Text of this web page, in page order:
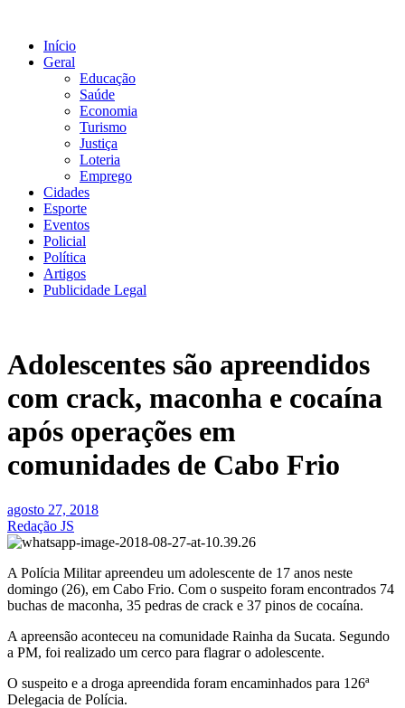
conteúdo
Início
Geral
Educação
Saúde
Economia
Turismo
Justiça
Loteria
Emprego
Cidades
Esporte
Eventos
Policial
Política
Artigos
Publicidade Legal
Adolescentes são apreendidos
com crack, maconha e cocaína
após operações em
comunidades de Cabo Frio
agosto 27, 2018
Redação JS
A Polícia Militar apreendeu um adolescente de 17 anos neste
domingo (26), em Cabo Frio. Com o suspeito foram encontrados 74
buchas de maconha, 35 pedras de crack e 37 pinos de cocaína.
A apreensão aconteceu na comunidade Rainha da Sucata. Segundo
a PM, foi realizado um cerco para flagrar o adolescente.
O suspeito e a droga apreendida foram encaminhados para 126ª
Delegacia de Polícia.